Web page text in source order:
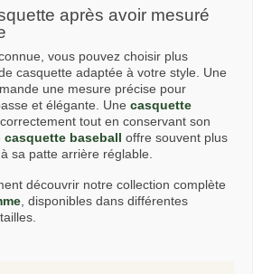
après avoir mesuré
vous pouvez choisir plus
casquette adaptée à votre style. Une
une mesure précise pour
et élégante. Une casquette
tout en conservant son
casquette baseball offre souvent plus
sa patte arrière réglable.
découvrir notre collection complète
, disponibles dans différentes